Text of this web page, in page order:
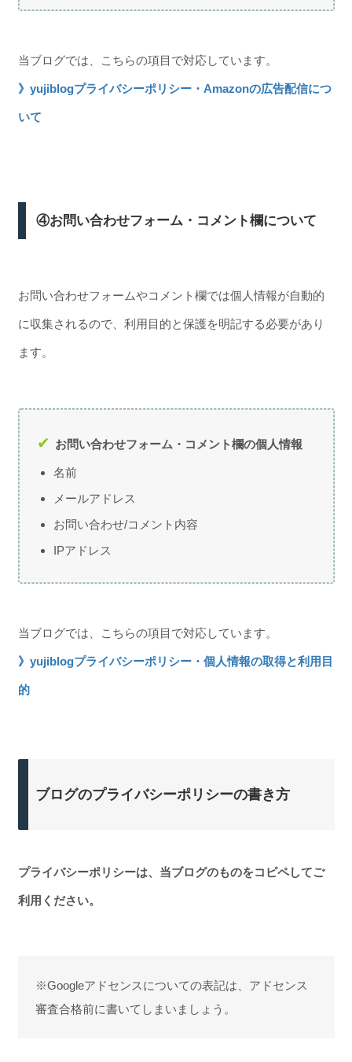
当ブログでは、こちらの項目で対応しています。
》yujiblogプライバシーポリシー・Amazonの広告配信につ
いて
④お問い合わせフォーム・コメント欄について
お問い合わせフォームやコメント欄では個人情報が自動的
に収集されるので、利用目的と保護を明記する必要があり
ます。
お問い合わせフォーム・コメント欄の個人情報
名前
メールアドレス
お問い合わせ/コメント内容
IPアドレス
当ブログでは、こちらの項目で対応しています。
》yujiblogプライバシーポリシー・個人情報の取得と利用目
的
ブログのプライバシーポリシーの書き方
プライバシーポリシーは、当ブログのものをコピペしてご
利用ください。
※Googleアドセンスについての表記は、アドセンス
審査合格前に書いてしまいましょう。